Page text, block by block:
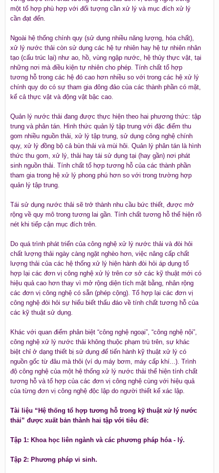
một tổ hợp phù hợp với đối tượng cần xử lý và mục đích xử lý
cần đạt đến.
Ngoài hệ thống chính quy (sử dụng nhiều năng lượng, hóa chất),
xử lý nước thải còn sử dụng các hệ tự nhiên hay hệ tự nhiên nhân
tạo (cấu trúc lại) như ao, hồ, vùng ngập nước, hệ thủy thực vật, tại
những nơi mà điều kiện tự nhiên cho phép. Tính chất tổ hợp
tương hỗ trong các hệ đó cao hơn nhiều so với trong các hệ xử lý
chính quy do có sự tham gia đông đảo của các thành phần có mặt,
kể cả thực vật và động vật bậc cao.
Quản lý nước thải đang được thực hiện theo hai phương thức: tập
trung và phân tán. Hình thức quản lý tập trung với đặc điểm thu
gom nhiều nguồn thải, xử lý tập trung, sử dụng công nghệ chính
quy, xử lý đồng bộ cả bùn thải và mùi hôi. Quản lý phân tán là hình
thức thu gom, xử lý, thải hay tái sử dụng tại (hay gần) nơi phát
sinh nguồn thải. Tính chất tổ hợp tương hỗ của các thành phần
tham gia trong hệ xử lý phong phú hơn so với trong trường hợp
quản lý tập trung.
Tái sử dụng nước thải sẽ trở thành nhu cầu bức thiết, được mở
rộng về quy mô trong tương lai gần. Tính chất tương hỗ thể hiện rõ
nét khi tiếp cận mục đích trên.
Do quá trình phát triển của công nghệ xử lý nước thải và đòi hỏi
chất lượng thải ngày càng ngặt nghèo hơn, việc nâng cấp chất
lượng thải của các hệ thống xử lý hiện hành đòi hỏi áp dụng tổ
hợp lại các đơn vị công nghệ xử lý trên cơ sở các kỹ thuật mới có
hiệu quả cao hơn thay vì mở rộng diện tích mặt bằng, nhân rộng
các đơn vị công nghệ có sẵn (phép cộng). Tổ hợp lại các đơn vị
công nghệ đòi hỏi sự hiểu biết thấu đáo về tính chất tương hỗ của
các kỹ thuật sử dụng.
Khác với quan điểm phân biệt “công nghệ ngoại”, “công nghệ nội”,
công nghệ xử lý nước thải không thuộc phạm trù trên, sự khác
biệt chỉ ở dạng thiết bị sử dụng để tiến hành kỹ thuật xử lý có
nguồn gốc từ đâu mà thôi (ví dụ máy bơm, máy cấp khí...). Trình
độ công nghệ của một hệ thống xử lý nước thải thể hiện tính chất
tương hỗ và tổ hợp của các đơn vị công nghệ cùng với hiệu quả
của từng đơn vị công nghệ độc lập do người thiết kế xác lập.
Tài liệu “Hệ thống tổ hợp tương hỗ trong kỹ thuật xử lý nước
thải” được xuất bản thành hai tập với tiêu đề:
Tập 1: Khoa học liên ngành và các phương pháp hóa - lý.
Tập 2: Phương pháp vi sinh.